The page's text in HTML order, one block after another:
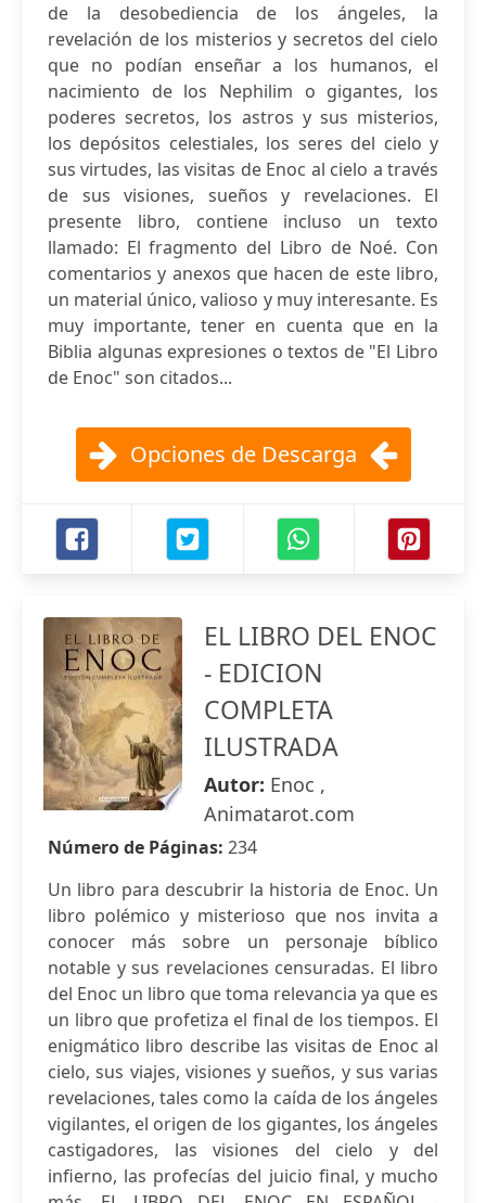
de la desobediencia de los ángeles, la
revelación de los misterios y secretos del cielo
que no podían enseñar a los humanos, el
nacimiento de los Nephilim o gigantes, los
poderes secretos, los astros y sus misterios,
los depósitos celestiales, los seres del cielo y
sus virtudes, las visitas de Enoc al cielo a través
de sus visiones, sueños y revelaciones. El
presente libro, contiene incluso un texto
llamado: El fragmento del Libro de Noé. Con
comentarios y anexos que hacen de este libro,
un material único, valioso y muy interesante. Es
muy importante, tener en cuenta que en la
Biblia algunas expresiones o textos de "El Libro
de Enoc" son citados...
Opciones de Descarga
EL LIBRO DEL ENOC
- EDICION
COMPLETA
ILUSTRADA
Autor: Enoc ,
Animatarot.com
Número de Páginas: 234
Un libro para descubrir la historia de Enoc. Un
libro polémico y misterioso que nos invita a
conocer más sobre un personaje bíblico
notable y sus revelaciones censuradas. El libro
del Enoc un libro que toma relevancia ya que es
un libro que profetiza el final de los tiempos. El
enigmático libro describe las visitas de Enoc al
cielo, sus viajes, visiones y sueños, y sus varias
revelaciones, tales como la caída de los ángeles
vigilantes, el origen de los gigantes, los ángeles
castigadores, las visiones del cielo y del
infierno, las profecías del juicio final, y mucho